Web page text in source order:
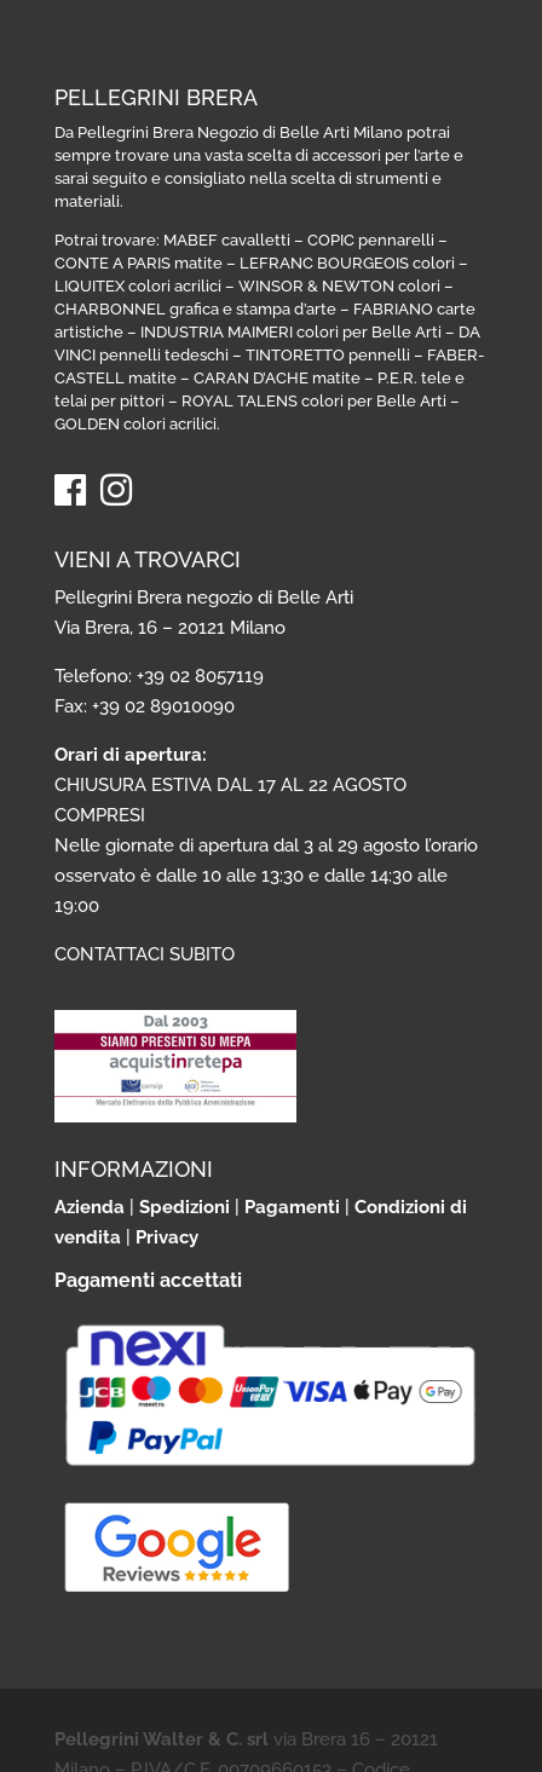
PELLEGRINI BRERA
Da Pellegrini Brera Negozio di Belle Arti Milano potrai
sempre trovare una vasta scelta di accessori per l’arte e
sarai seguito e consigliato nella scelta di strumenti e
materiali.
Potrai trovare: MABEF cavalletti – COPIC pennarelli –
CONTE A PARIS matite– LEFRANC BOURGEOIS colori –
LIQUITEX colori acrilici – WINSOR & NEWTON colori –
CHARBONNEL grafica e stampa d’arte– FABRIANO carte
artistiche– INDUSTRIA MAIMERI colori per Belle Arti – DA
VINCI pennelli tedeschi – TINTORETTO pennelli – FABER-
CASTELL matite– CARAN D’ACHE matite– P.E.R. tele e
telai per pittori – ROYAL TALENS colori per Belle Arti –
GOLDEN colori acrilici.
VIENI A TROVARCI
Pellegrini Brera negozio di Belle Arti
Via Brera, 16 – 20121 Milano
Telefono: +39 02 8057119
Fax: +39 02 89010090
Orari di apertura:
CHIUSURA ESTIVA DAL 17 AL 22 AGOSTO
COMPRESI
Nelle giornate di apertura dal 3 al 29 agosto l’orario
osservato è dalle 10 alle 13:30 e dalle 14:30 alle
19:00
CONTATTACI SUBITO
INFORMAZIONI
Azienda| Spedizioni Pagamenti
Condizioni di
vendita| Privacy
Pagamenti accettati
Pellegrini Walter & C. srlvia Brera 16 – 20121